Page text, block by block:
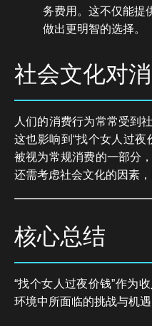
务费用。这不仅能提
做出更明智的选择。
社会文化对
人们的消费行为常常受到
这也影响到“找个女人过
被视为常规消费的一部分
还需考虑社会文化的因素
核心总结
“找个女人过夜价钱”作为
环境中所面临的挑战与机遇